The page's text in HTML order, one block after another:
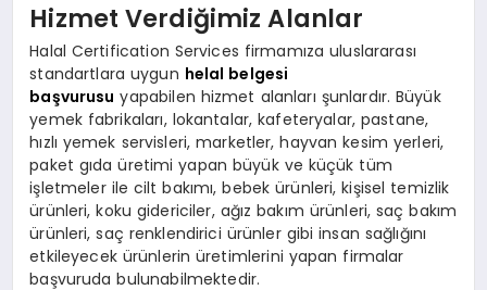
Hizmet Verdiğimiz Alanlar
Halal Certification Services firmamıza uluslararası
standartlara uygun helal belgesi
başvurusu yapabilen hizmet alanları şunlardır. Büyük
yemek fabrikaları, lokantalar, kafeteryalar, pastane,
hızlı yemek servisleri, marketler, hayvan kesim yerleri,
paket gıda üretimi yapan büyük ve küçük tüm
işletmeler ile cilt bakımı, bebek ürünleri, kişisel temizlik
ürünleri, koku gidericiler, ağız bakım ürünleri, saç bakım
ürünleri, saç renklendirici ürünler gibi insan sağlığını
etkileyecek ürünlerin üretimlerini yapan firmalar
başvuruda bulunabilmektedir.